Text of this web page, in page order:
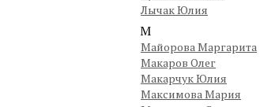
Лычак Юлия
М
Майорова Маргарита
Макаров Олег
Макарчук Юлия
Максимова Мария